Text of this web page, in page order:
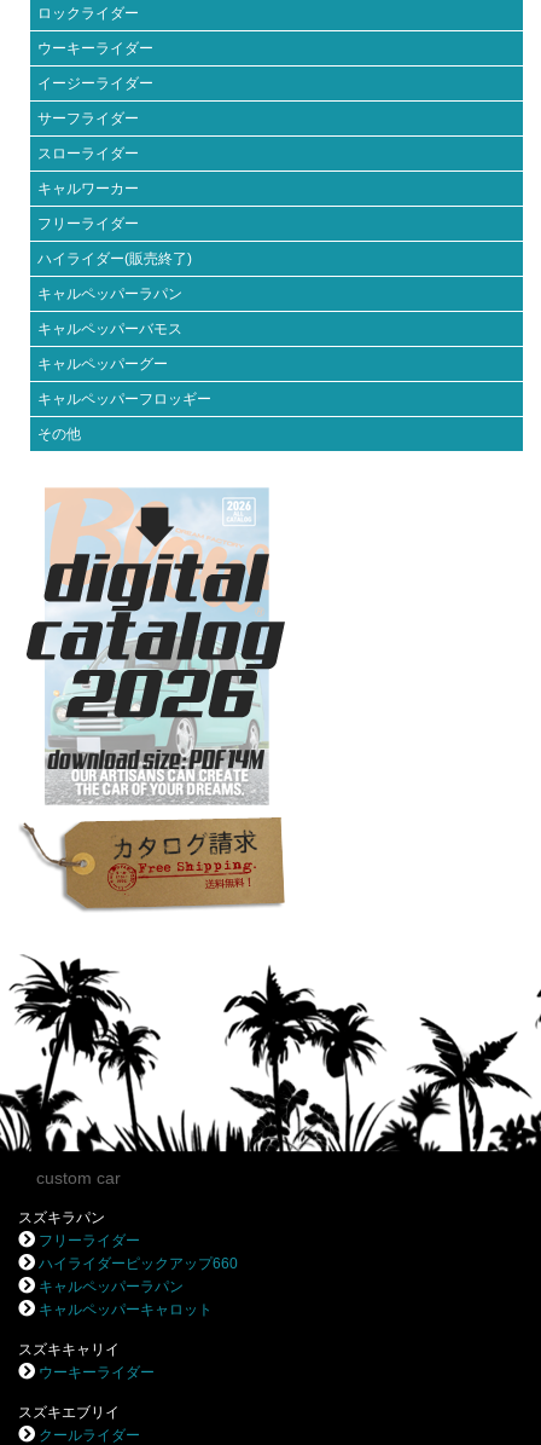
ロックライダー
ウーキーライダー
イージーライダー
サーフライダー
スローライダー
キャルワーカー
フリーライダー
ハイライダー(販売終了)
キャルペッパーラパン
キャルペッパーバモス
キャルペッパーグー
キャルペッパーフロッギー
その他
custom car
スズキラパン
フリーライダー
ハイライダーピックアップ660
キャルペッパーラパン
キャルペッパーキャロット
スズキキャリイ
ウーキーライダー
スズキエブリイ
クールライダー